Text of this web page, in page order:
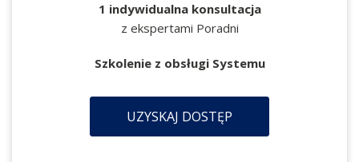
1 indywidualna konsultacja
z ekspertami Poradni
Szkolenie z obsługi Systemu
UZYSKAJ DOSTĘP